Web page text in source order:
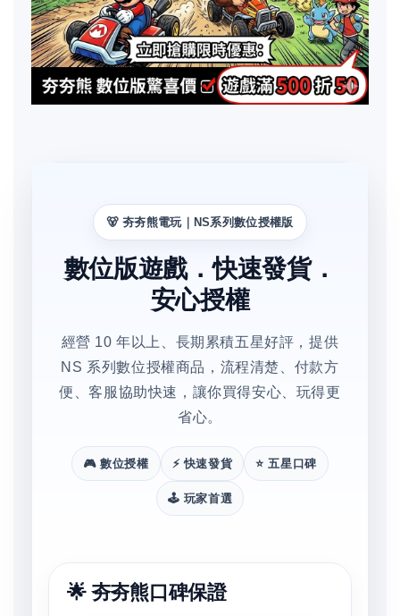
🐻 夯夯熊電玩｜NS系列數位授權版
數位版遊戲．快速發貨．
安心授權
經營 10 年以上、長期累積五星好評，提供
NS 系列數位授權商品，流程清楚、付款方
便、客服協助快速，讓你買得安心、玩得更
省心。
🎮 數位授權 ⚡ 快速發貨 ⭐ 五星口碑
🕹️ 玩家首選
🌟 夯夯熊口碑保證